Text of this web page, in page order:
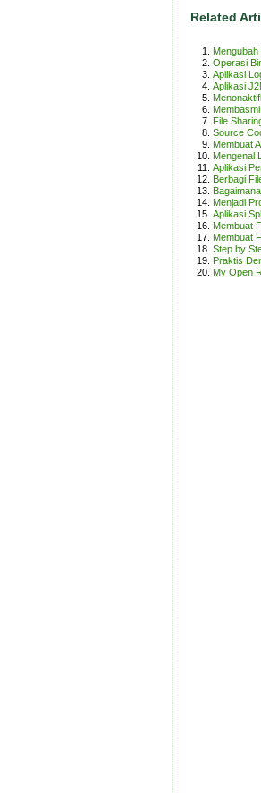
Related
Operasi
Aplikasi
Aplikasi
File
Source
Membuat
Mengenal
Aplikasi
Berbagi
Menjadi
Aplikasi
Membuat
Membuat
Step by
Praktis
My Open